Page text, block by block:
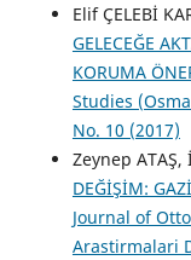
Elif ÇELEBİ
GELECEĞE
KORUMA
Studies
No. 10 (2017)
Zeynep ATAŞ,
DEĞİŞİM:
Journal of
Arastirmalari